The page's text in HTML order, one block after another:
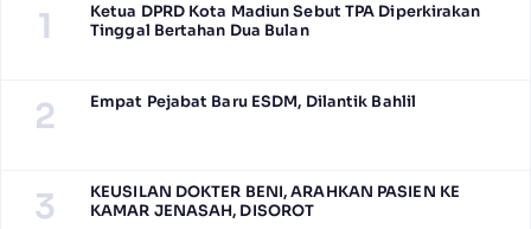
1
Ketua DPRD Kota Madiun Sebut TPA Diperkirakan
Tinggal Bertahan Dua Bulan
2 Empat Pejabat Baru ESDM, Dilantik Bahlil
3
KEUSILAN DOKTER BENI, ARAHKAN PASIEN KE
KAMAR JENASAH, DISOROT